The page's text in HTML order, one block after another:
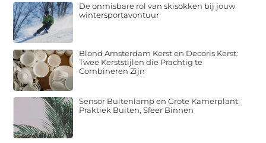
De onmisbare rol van skisokken bij jouw
wintersportavontuur
Blond Amsterdam Kerst en Decoris Kerst:
Twee Kerststijlen die Prachtig te
Combineren Zijn
Sensor Buitenlamp en Grote Kamerplant:
Praktiek Buiten, Sfeer Binnen